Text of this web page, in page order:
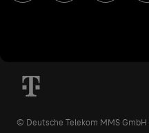
© Deutsche Telekom MMS GmbH